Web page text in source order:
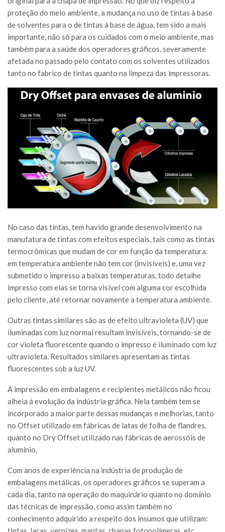
proteção do meio ambiente, a mudança no uso de tintas à base
de solventes para o de tintas à base de água, tem sido a mais
importante, não só para os cuidados com o meio ambiente, mas
também para a saúde dos operadores gráficos, severamente
afetada no passado pelo contato com os solventes utilizados
tanto no fabrico de tintas quanto na limpeza das impressoras.
No caso das tintas, tem havido grande desenvolvimento na
manufatura de tintas com efeitos especiais, tais como as tintas
termocrômicas que mudam de cor em função da temperatura:
em temperatura ambiente não tem cor (invisíveis) e, uma vez
submetido o impresso a baixas temperaturas, todo detalhe
impresso com elas se torna visível com alguma cor escolhida
pelo cliente, até retornar novamente a temperatura ambiente.
Outras tintas similares são as de efeito ultravioleta (UV) que
iluminadas com luz normal resultam invisíveis, tornando-se de
cor violeta fluorescente quando o impresso é iluminado com luz
ultravioleta. Resultados similares apresentam as tintas
fluorescentes sob a luz UV.
A impressão em embalagens e recipientes metálicos não ficou
alheia à evolução da indústria gráfica. Nela também tem se
incorporado a maior parte dessas mudanças e melhorias, tanto
no Offset utilizado em fábricas de latas de folha de flandres,
quanto no Dry Offset utilizado nas fábricas de aerossóis de
alumínio.
Com anos de experiência na indústria de produção de
embalagens metálicas, os operadores gráficos se superam a
cada dia, tanto na operação do maquinário quanto no domínio
das técnicas de impressão, como assim também no
conhecimento adquirido a respeito dos insumos que utilizam: